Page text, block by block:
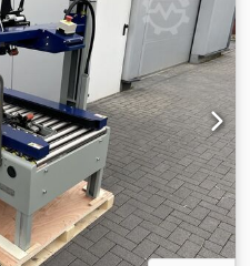
Daten: Länge 1.090
kg Betriebsspannung 220 V
Uox Akqokr Zubehör: Zu
Programm bieten wir
Rollenbahnen an.